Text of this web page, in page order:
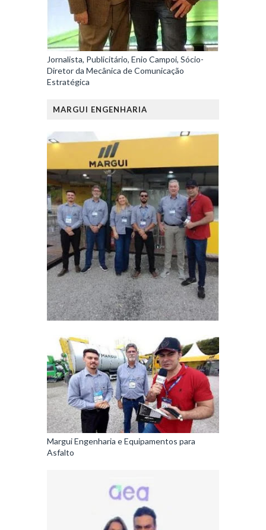
Jornalista, Publicitário, Enio Campoi, Sócio-
Diretor da Mecânica de Comunicação
Estratégica
MARGUI ENGENHARIA
Margui Engenharia e Equipamentos para
Asfalto